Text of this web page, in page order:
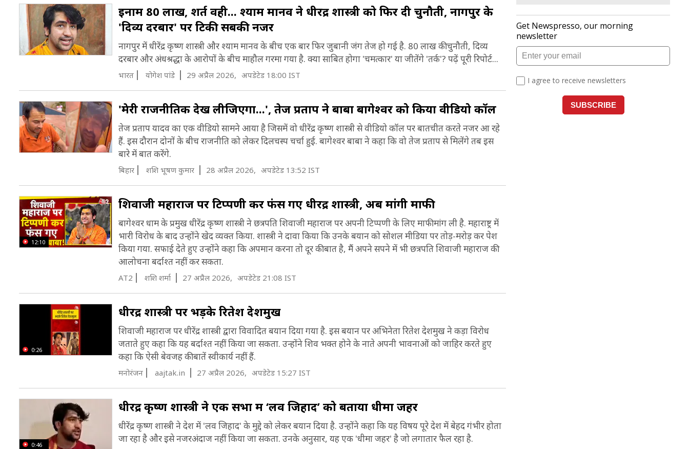
इनाम 80 लाख, शर्त वही... श्याम मानव ने धीरेंद्र शास्त्री को फिर दी चुनौती, नागपुर के
'दिव्य दरबार' पर टिकी सबकी नजरें
नागपुर में धीरेंद्र कृष्ण शास्त्री और श्याम मानव के बीच एक बार फिर जुबानी जंग तेज हो गई है. 80 लाख की चुनौती, दिव्य
दरबार और अंधश्रद्धा के आरोपों के बीच माहौल गरमा गया है. क्या साबित होगा 'चमत्कार' या जीतेंगे 'तर्क'? पढ़ें पूरी रिपोर्ट...
भारत योगेश पांडे 29 अप्रैल 2026, अपडेटेड 18:00 IST
'मेरी राजनीतिक देख लीजिएगा...', तेज प्रताप ने बाबा बागेश्वर को किया वीडियो कॉल
तेज प्रताप यादव का एक वीडियो सामने आया है जिसमें वो धीरेंद्र कृष्ण शास्त्री से वीडियो कॉल पर बातचीत करते नजर आ रहे
हैं. इस दौरान दोनों के बीच राजनीति को लेकर दिलचस्प चर्चा हुई. बागेश्वर बाबा ने कहा कि वो तेज प्रताप से मिलेंगे तब इस
बारे में बात करेंगे.
बिहार शशि भूषण कुमार 28 अप्रैल 2026, अपडेटेड 13:52 IST
12:10
शिवाजी महाराज पर टिप्पणी कर फंस गए धीरेंद्र शास्त्री, अब मांगी माफी
बागेश्वर धाम के प्रमुख धीरेंद्र कृष्ण शास्त्री ने छत्रपति शिवाजी महाराज पर अपनी टिप्पणी के लिए माफी मांग ली है. महाराष्ट्र में
भारी विरोध के बाद उन्होंने खेद व्यक्त किया. शास्त्री ने दावा किया कि उनके बयान को सोशल मीडिया पर तोड़-मरोड़ कर पेश
किया गया. सफाई देते हुए उन्होंने कहा कि अपमान करना तो दूर की बात है, मैं अपने सपने में भी छत्रपति शिवाजी महाराज की
आलोचना बर्दाश्त नहीं कर सकता.
AT2 शशि शर्मा 27 अप्रैल 2026, अपडेटेड 21:08 IST
0:26
धीरेंद्र शास्त्री पर भड़के रितेश देशमुख
शिवाजी महाराज पर धीरेंद्र शास्त्री द्वारा विवादित बयान दिया गया है. इस बयान पर अभिनेता रितेश देशमुख ने कड़ा विरोध
जताते हुए कहा कि यह बर्दाश्त नहीं किया जा सकता. उन्होंने शिव भक्त होने के नाते अपनी भावनाओं को जाहिर करते हुए
कहा कि ऐसी बेवजह की बातें स्वीकार्य नहीं हैं.
मनोरंजन aajtak.in 27 अप्रैल 2026, अपडेटेड 15:27 IST
0:46
धीरेंद्र कृष्ण शास्त्री ने एक सभा में ‘लव जिहाद’ को बताया धीमा जहर
धीरेंद्र कृष्ण शास्त्री ने देश में 'लव जिहाद' के मुद्दे को लेकर बयान दिया है. उन्होंने कहा कि यह विषय पूरे देश में बेहद गंभीर होता
जा रहा है और इसे नजरअंदाज नहीं किया जा सकता. उनके अनुसार, यह एक 'धीमा जहर' है जो लगातार फैल रहा है.